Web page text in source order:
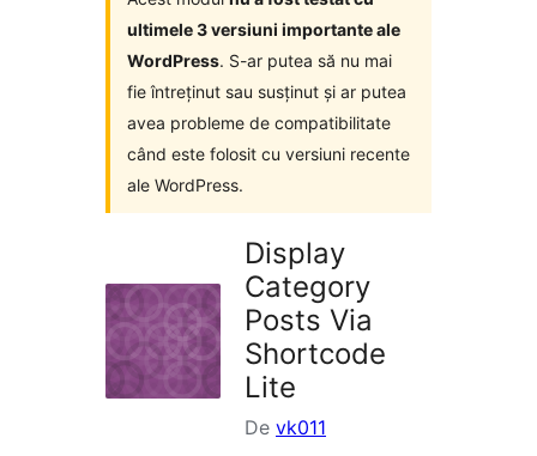
ultimele 3 versiuni importante ale
WordPress. S-ar putea să nu mai
fie întreținut sau susținut și ar putea
avea probleme de compatibilitate
când este folosit cu versiuni recente
ale WordPress.
Display
Category
Posts Via
Shortcode
Lite
De vk011